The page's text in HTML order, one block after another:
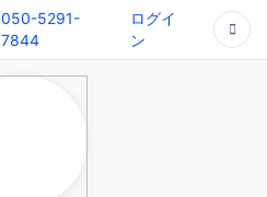
050-5291-
7844
ログイ
ン